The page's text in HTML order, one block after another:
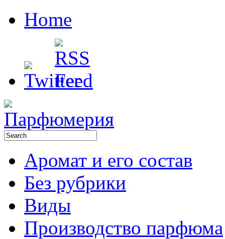
Home
Аромат и его состав
Без рубрики
Виды
Производство парфюма